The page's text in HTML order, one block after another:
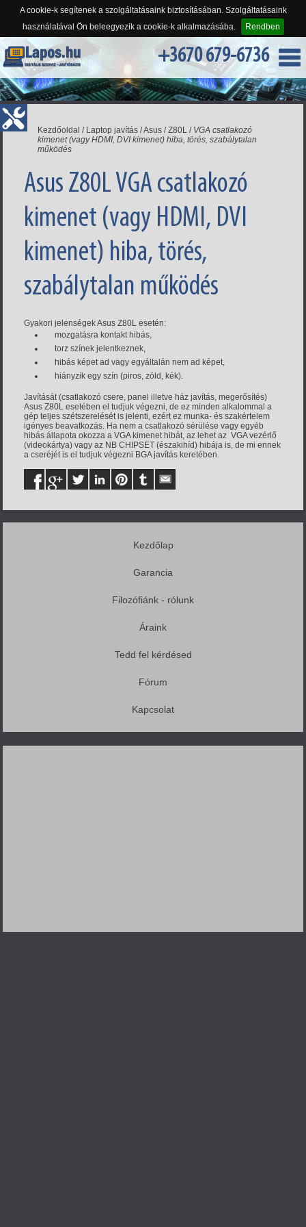
A cookie-k segítenek a szolgáltatásaink biztosításában. Szolgáltatásaink
használatával Ön beleegyezik a cookie-k alkalmazásába.
Rendben
+3670 679-6736
Kezdőoldal / Laptop javítás /Asus /Z80L / VGA csatlakozó
kimenet (vagy HDMI, DVI kimenet) hiba, törés, szabálytalan
működés
Asus Z80L VGA csatlakozó
kimenet (vagy HDMI, DVI
kimenet) hiba, törés,
szabálytalan működés
Gyakori jelenségek Asus Z80L esetén:
mozgatásra kontakt hibás,
torz színek jelentkeznek,
hibás képet ad vagy egyáltalán nem ad képet,
hiányzik egy szín (piros, zöld, kék).
Javítását (csatlakozó csere, panel illetve ház javítás, megerősítés)
Asus Z80L esetében el tudjuk végezni, de ez minden alkalommal a
gép teljes szétszerelését is jelenti, ezért ez munka- és szakértelem
igényes beavatkozás. Ha nem a csatlakozó sérülése vagy egyéb
hibás állapota okozza a VGA kimenet hibát, az lehet az VGA vezérlő
(videokártya) vagy az NB CHIPSET (északihíd) hibája is, de mi ennek
a cseréjét is el tudjuk végezni BGA javítás keretében.
Kezdőlap
Garancia
Filozófiánk - rólunk
Áraink
Tedd fel kérdésed
Fórum
Kapcsolat